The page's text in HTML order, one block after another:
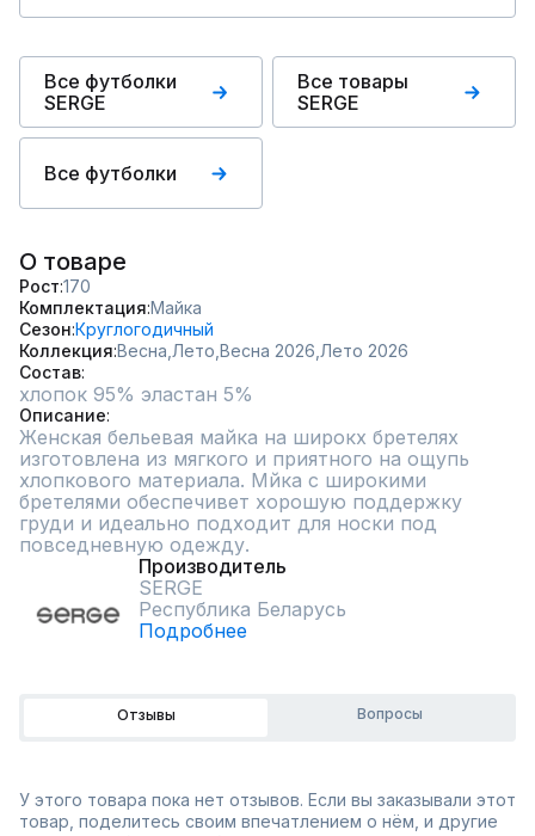
Все футболки
SERGE
Все товары
SERGE
Все футболки
О товаре
Рост 170
Комплектация Майка
Сезон Круглогодичный
Коллекция Весна, Лето, Весна 2026, Лето 2026
Состав
хлопок 95% эластан 5%
Описание
Женская бельевая майка на широкх бретелях
изготовлена из мягкого и приятного на ощупь
хлопкового материала. Мйка с широкими
бретелями обеспечивет хорошую поддержку
груди и идеально подходит для носки под
повседневную одежду.
Производитель
SERGE
Республика Беларусь
Подробнее
Отзывы Вопросы
У этого товара пока нет отзывов. Если вы заказывали этот
товар, поделитесь своим впечатлением о нём, и другие